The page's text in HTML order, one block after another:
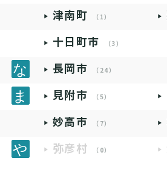
津南町 （1）
十日町市 （3）
長岡市 （24）
見附市 （5）
妙高市 （7）
弥彦村 （0）